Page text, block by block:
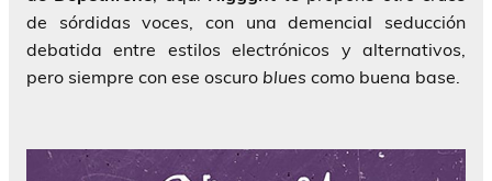
de sórdidas voces, con una demencial seducción
debatida entre estilos electrónicos y alternativos,
pero siempre con ese oscuro blues como buena base.